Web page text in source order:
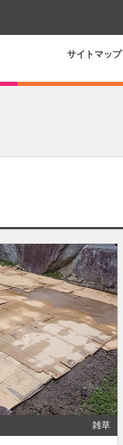
サイトマップ
雑草